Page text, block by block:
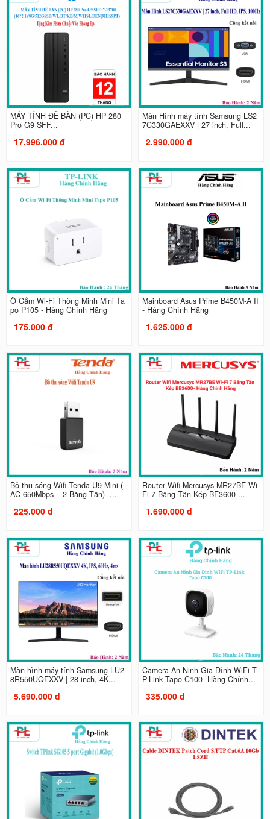
MÁY TÍNH ĐỂ BÀN (PC) HP 280
Pro G9 SFF...
17.996.000 đ
Màn Hình máy tính Samsung LS2
7C330GAEXXV | 27 inch, Full...
2.990.000 đ
Ổ Cắm Wi-Fi Thông Minh Mini Ta
po P105 - Hàng Chính Hãng
175.000 đ
Mainboard Asus Prime B450M-A II
- Hàng Chính Hãng
1.625.000 đ
Bộ thu sóng Wifi Tenda U9 Mini (
AC 650Mbps – 2 Băng Tần) -...
225.000 đ
Router Wifi Mercusys MR27BE Wi-
Fi 7 Băng Tần Kép BE3600-...
1.690.000 đ
Màn hình máy tính Samsung LU2
8R550UQEXXV | 28 inch, 4K...
5.690.000 đ
Camera An Ninh Gia Đình WiFi T
P-Link Tapo C100- Hàng Chính...
335.000 đ